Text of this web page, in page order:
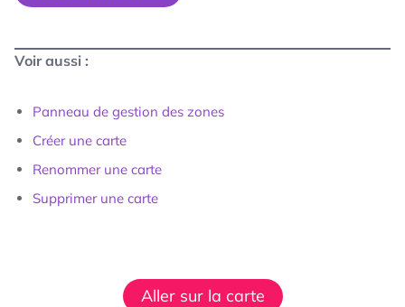
Voir aussi :
Panneau de gestion des zones
Créer une carte
Renommer une carte
Supprimer une carte
Aller sur la carte